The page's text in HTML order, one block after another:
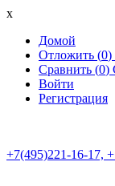
x
Домой
Отложить (0)
Сравнить (0)
Войти
Регистрация
+7(495)221-16-17,